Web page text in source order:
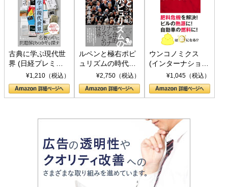
古典に学ぶ現代世
界 (日経プレミア
シリーズ)¥1,210（税込）
ルペンと極右ポピ
ュリズムの時代：
〈ヤヌス〉の二つ
の顔
¥2,750（税込）
ウンコノミクス
(インターナショナ
ル新書)¥1,045（税込）